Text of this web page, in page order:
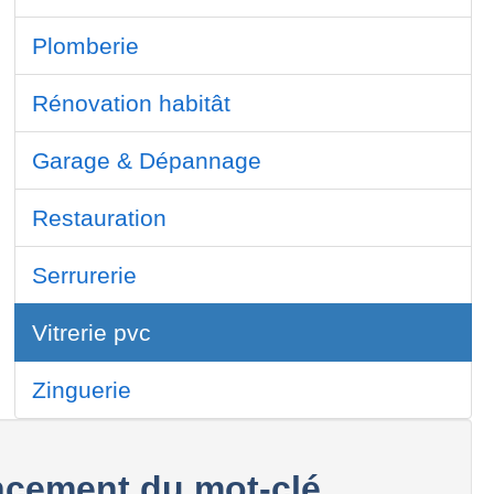
Plomberie
Rénovation habitât
Garage & Dépannage
Restauration
Serrurerie
Vitrerie pvc
Zinguerie